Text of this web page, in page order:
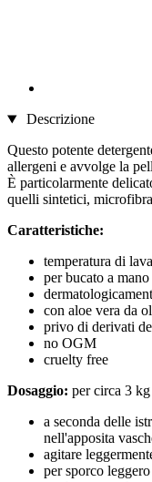
Descrizione
Questo potente
allergeni e avvolge la
È particolarmente
quelli sintetici,
Caratteristiche:
temperatura di
per bucato a
con aloe vera da
privo di derivati
no OGM
cruelty free
Dosaggio: per circa 3
a seconda delle
nell'apposita
agitare
per sporco